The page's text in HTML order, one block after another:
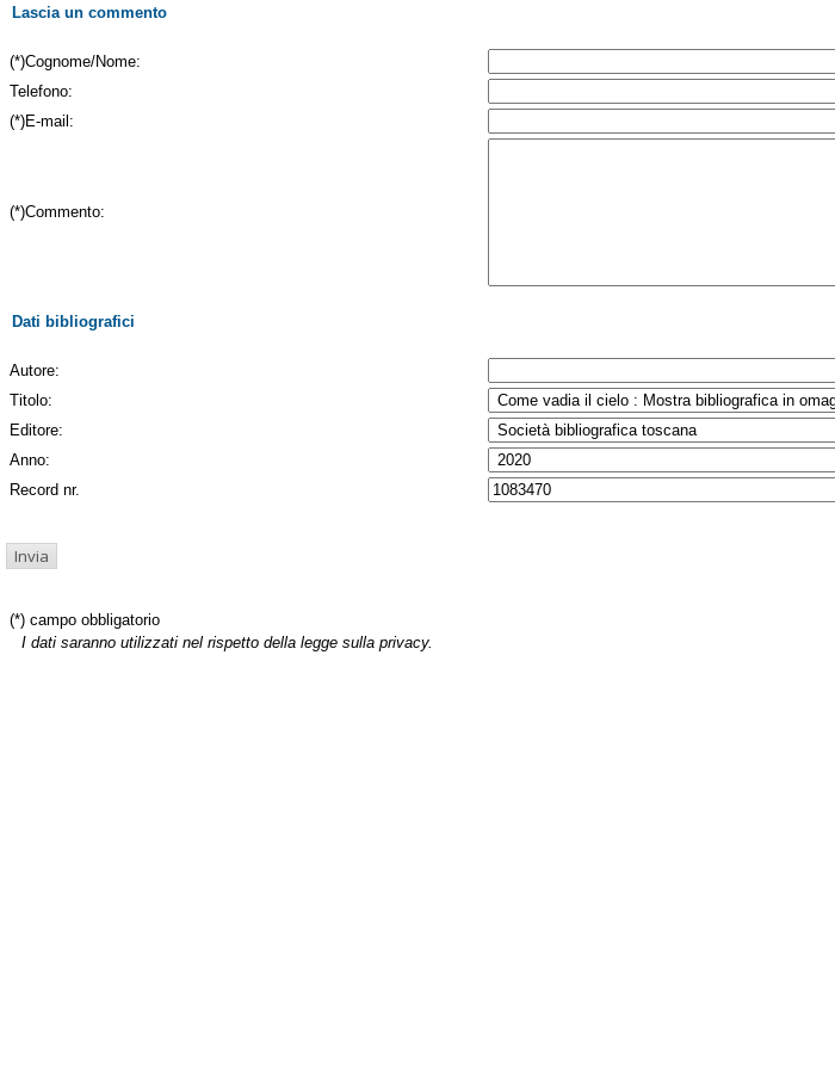
Lascia un commento
(*)Cognome/Nome:
Telefono:
(*)E-mail:
(*)Commento:
Dati bibliografici
Autore:
Titolo:
Editore:
Anno:
Record nr.
(*) campo obbligatorio
I dati saranno utilizzati nel rispetto della legge sulla privacy.